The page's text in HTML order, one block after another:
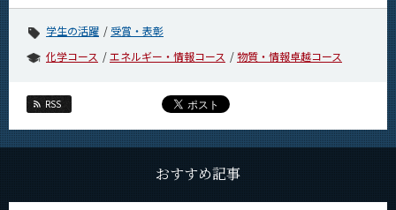
学生の活躍
受賞・表彰
化学コース
エネルギー・情報コース 物質・情報卓越コース
RSS
おすすめ記事
系詳細情報
CLOSE